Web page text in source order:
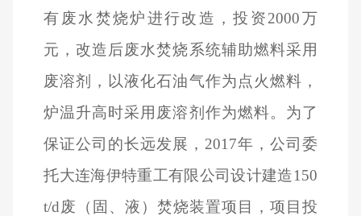
有废水焚烧炉进行改造，投资2000万
元，改造后废水焚烧系统辅助燃料采用
废溶剂，以液化石油气作为点火燃料，
炉温升高时采用废溶剂作为燃料。为了
保证公司的长远发展，2017年，公司委
托大连海伊特重工有限公司设计建造150
t/d废（固、液）焚烧装置项目，项目投